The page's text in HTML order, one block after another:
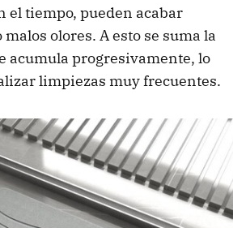
el tiempo, pueden acabar
olores. A esto se suma la
acumula progresivamente, lo
limpiezas muy frecuentes.